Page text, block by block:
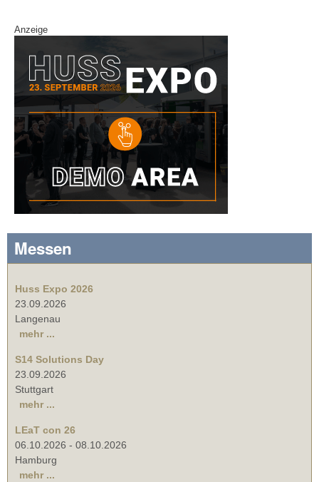
Anzeige
Messen
Huss Expo 2026
23.09.2026
Langenau
mehr ...
S14 Solutions Day
23.09.2026
Stuttgart
mehr ...
LEaT con 26
06.10.2026 - 08.10.2026
Hamburg
mehr ...